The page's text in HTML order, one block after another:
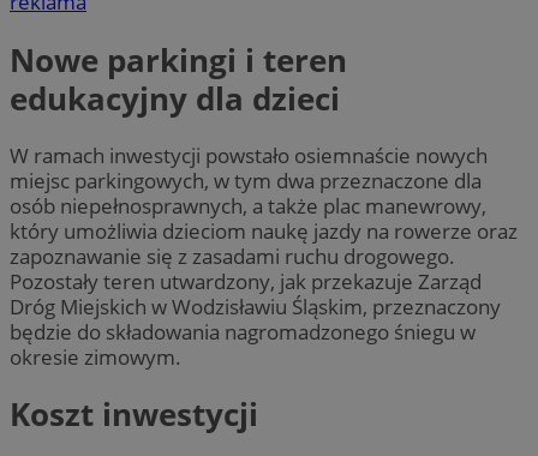
Nowe parkingi i teren
edukacyjny dla dzieci
W ramach inwestycji powstało osiemnaście nowych
miejsc parkingowych, w tym dwa przeznaczone dla
osób niepełnosprawnych, a także plac manewrowy,
który umożliwia dzieciom naukę jazdy na rowerze oraz
zapoznawanie się z zasadami ruchu drogowego.
Pozostały teren utwardzony, jak przekazuje Zarząd
Dróg Miejskich w Wodzisławiu Śląskim, przeznaczony
będzie do składowania nagromadzonego śniegu w
okresie zimowym.
Koszt inwestycji